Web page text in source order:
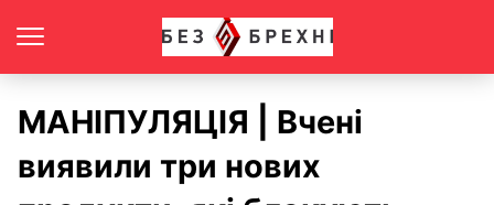
МАНІПУЛЯЦІЯ | Вчені
виявили три нових